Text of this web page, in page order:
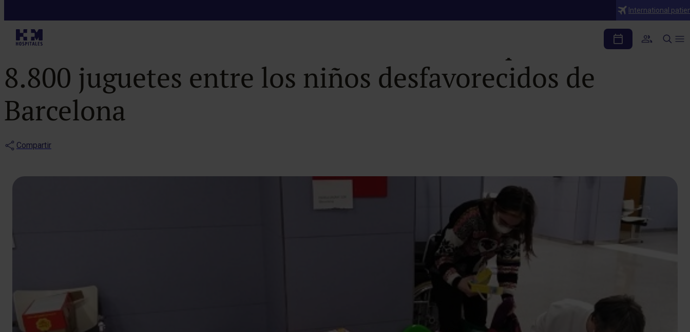
International
La Fundación HM Obra Social Nens reparte más de
8.800 juguetes entre los niños desfavorecidos de
Barcelona
Compartir